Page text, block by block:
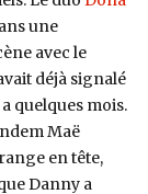
une
avec le
déjà signalé
quelques mois.
Maë
en tête,
Danny a